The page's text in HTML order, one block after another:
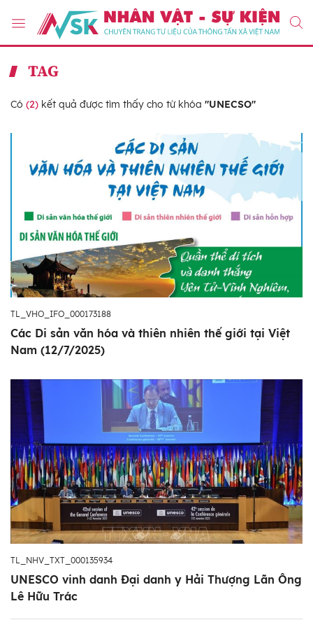
TAG
Có (2) kết quả được tìm thấy cho từ khóa "UNECSO"
TL_VHO_IFO_000173188
Các Di sản văn hóa và thiên nhiên thế giới tại Việt
Nam (12/7/2025)
TL_NHV_TXT_000135934
UNESCO vinh danh Đại danh y Hải Thượng Lãn Ông
Lê Hữu Trác